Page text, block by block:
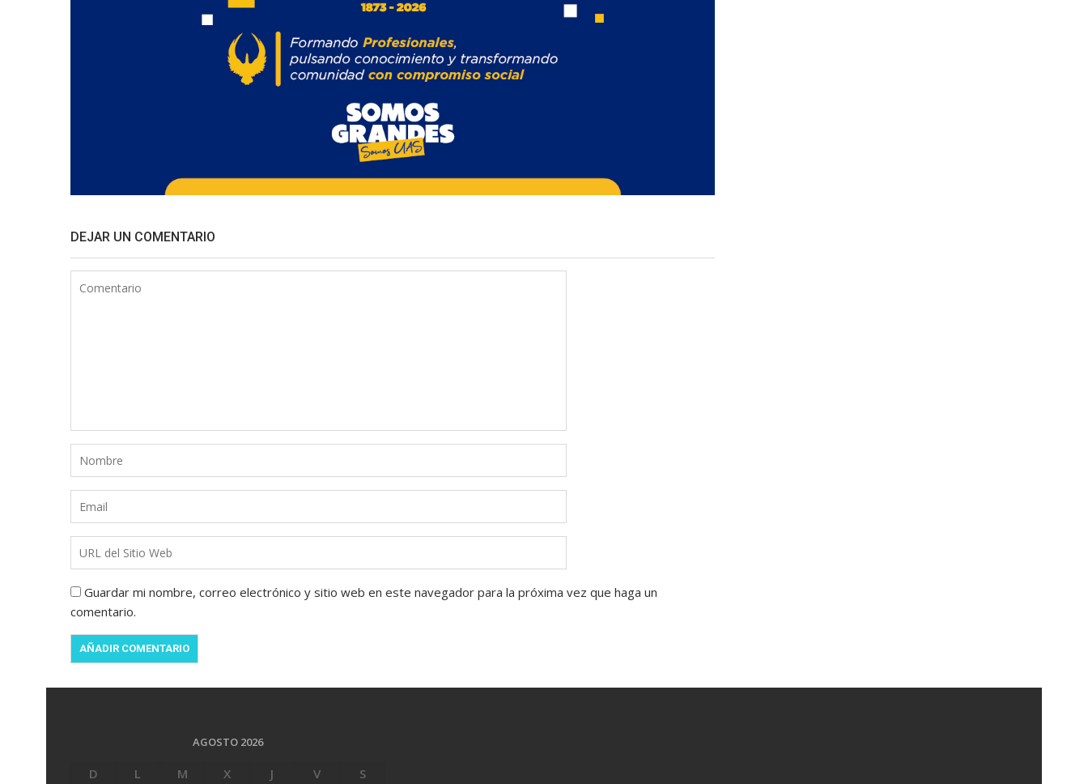
DEJAR UN COMENTARIO
Guardar mi nombre, correo electrónico y sitio web en este navegador para la próxima vez que haga un
comentario.
AGOSTO 2026
D L M X J V S